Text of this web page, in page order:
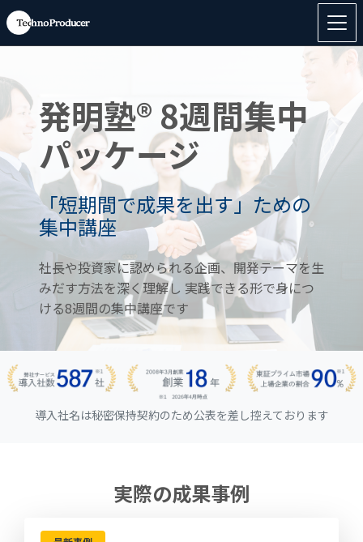
発明塾® 8週間集中
パッケージ
「短期間で成果を出す」ための
集中講座
社長や投資家に認められる企画、開発テーマを生
みだす方法を深く理解し 実践できる形で身につ
ける8週間の集中講座です
導入社名は秘密保持契約のため公表を差し控えております
実際の成果事例